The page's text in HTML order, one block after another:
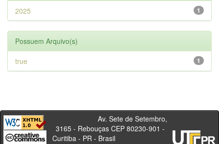
1
2025
Possuem Arquivo(s)
1
true
Av. Sete de Setembro,
3165 - Rebouças CEP 80230-901 -
Curitiba - PR - Brasil